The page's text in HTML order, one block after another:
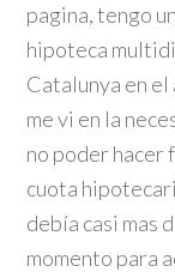
pagina, tengo
hipoteca
Catalunya en el
me vi en la
no poder hacer
cuota
debía casi mas
momento para